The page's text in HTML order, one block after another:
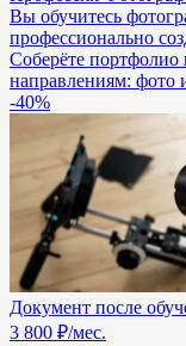
Вы обучитесь
профессионально
Соберёте портфолио
направлениям: фото
-40%
Документ после
3 800 ₽/мес.